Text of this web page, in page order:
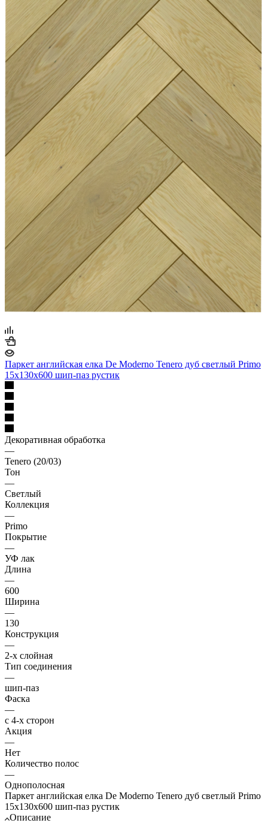
Паркет английская елка De Moderno Tenero дуб светлый Primo
15х130х600 шип-паз рустик
Декоративная обработка
—
Tenero (20/03)
Тон
—
Светлый
Коллекция
—
Primo
Покрытие
—
УФ лак
Длина
—
600
Ширина
—
130
Конструкция
—
2-х слойная
Тип соединения
—
шип-паз
Фаска
—
с 4-х сторон
Акция
—
Нет
Количество полос
—
Однополосная
Паркет английская елка De Moderno Tenero дуб светлый Primo
15х130х600 шип-паз рустик
Описание